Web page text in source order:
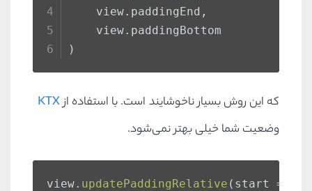
    view.
paddingEnd ,
    view.
paddingBottom
)
که این روش بسیار ناخوشایند است. با استفاده ازKTX
وضعیت شما خیلی بهتر نمی‌شود.
view. updatePaddingRelative (start =